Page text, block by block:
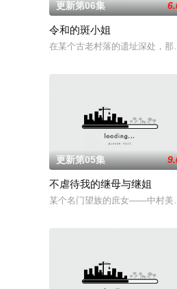
更新第06集
令和的斑小姐
在某个古老村落的遗址深处，那
更新第05集
不虐待我的继母与继姐
某个名门望族的庶女——中村美